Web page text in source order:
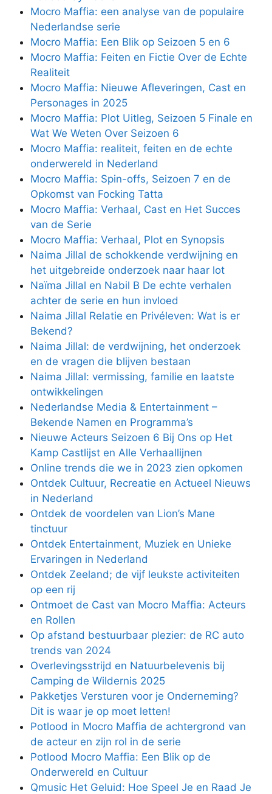
Mocro Maffia: een analyse van de populaire
Nederlandse serie
Mocro Maffia: Een Blik op Seizoen 5 en 6
Mocro Maffia: Feiten en Fictie Over de Echte
Realiteit
Mocro Maffia: Nieuwe Afleveringen, Cast en
Personages in 2025
Mocro Maffia: Plot Uitleg, Seizoen 5 Finale en
Wat We Weten Over Seizoen 6
Mocro Maffia: realiteit, feiten en de echte
onderwereld in Nederland
Mocro Maffia: Spin-offs, Seizoen 7 en de
Opkomst van Focking Tatta
Mocro Maffia: Verhaal, Cast en Het Succes
van de Serie
Mocro Maffia: Verhaal, Plot en Synopsis
Naima Jillal de schokkende verdwijning en
het uitgebreide onderzoek naar haar lot
Naïma Jillal en Nabil B De echte verhalen
achter de serie en hun invloed
Naima Jillal Relatie en Privéleven: Wat is er
Bekend?
Naima Jillal: de verdwijning, het onderzoek
en de vragen die blijven bestaan
Naima Jillal: vermissing, familie en laatste
ontwikkelingen
Nederlandse Media & Entertainment –
Bekende Namen en Programma’s
Nieuwe Acteurs Seizoen 6 Bij Ons op Het
Kamp Castlijst en Alle Verhaallijnen
Online trends die we in 2023 zien opkomen
Ontdek Cultuur, Recreatie en Actueel Nieuws
in Nederland
Ontdek de voordelen van Lion’s Mane
tinctuur
Ontdek Entertainment, Muziek en Unieke
Ervaringen in Nederland
Ontdek Zeeland; de vijf leukste activiteiten
op een rij
Ontmoet de Cast van Mocro Maffia: Acteurs
en Rollen
Op afstand bestuurbaar plezier: de RC auto
trends van 2024
Overlevingsstrijd en Natuurbelevenis bij
Camping de Wildernis 2025
Pakketjes Versturen voor je Onderneming?
Dit is waar je op moet letten!
Potlood in Mocro Maffia de achtergrond van
de acteur en zijn rol in de serie
Potlood Mocro Maffia: Een Blik op de
Onderwereld en Cultuur
Qmusic Het Geluid: Hoe Speel Je en Raad Je